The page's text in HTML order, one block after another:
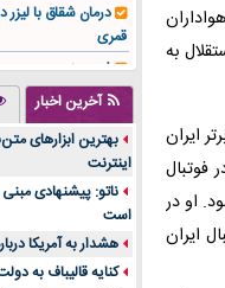
به
ایران
او در
ایران
درمان شقاق با لیزر
قمری
فوم صنعتی چیست و
تولیدکننده تهیه کرد؟
جنس هر کدام از
متریال برای شما
تولید لیوان
بازار ایران
درد زانو بعد از
انتخاب باشد
آخرین اخبار
بهترین ابزارهای
اینترنت
ناتو: پیشنهادی
است
هشدار به آمریکا
کنایه قالیباف به